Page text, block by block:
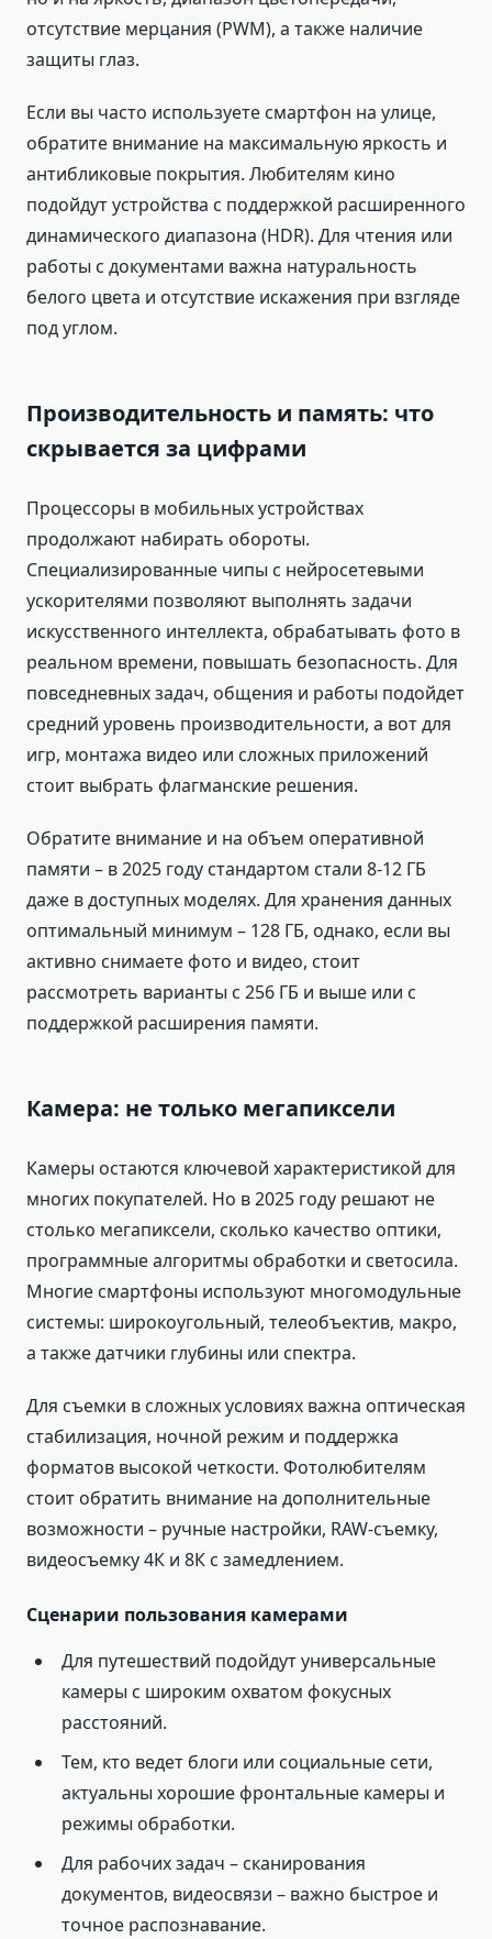
отсутствие мерцания (PWM), а также наличие
защиты глаз.
Если вы часто используете смартфон на улице,
обратите внимание на максимальную яркость и
антибликовые покрытия. Любителям кино
подойдут устройства с поддержкой расширенного
динамического диапазона (HDR). Для чтения или
работы с документами важна натуральность
белого цвета и отсутствие искажения при взгляде
под углом.
Производительность и память: что
скрывается за цифрами
Процессоры в мобильных устройствах
продолжают набирать обороты.
Специализированные чипы с нейросетевыми
ускорителями позволяют выполнять задачи
искусственного интеллекта, обрабатывать фото в
реальном времени, повышать безопасность. Для
повседневных задач, общения и работы подойдет
средний уровень производительности, а вот для
игр, монтажа видео или сложных приложений
стоит выбрать флагманские решения.
Обратите внимание и на объем оперативной
памяти – в 2025 году стандартом стали 8-12 ГБ
даже в доступных моделях. Для хранения данных
оптимальный минимум – 128 ГБ, однако, если вы
активно снимаете фото и видео, стоит
рассмотреть варианты с 256 ГБ и выше или с
поддержкой расширения памяти.
Камера: не только мегапиксели
Камеры остаются ключевой характеристикой для
многих покупателей. Но в 2025 году решают не
столько мегапиксели, сколько качество оптики,
программные алгоритмы обработки и светосила.
Многие смартфоны используют многомодульные
системы: широкоугольный, телеобъектив, макро,
а также датчики глубины или спектра.
Для съемки в сложных условиях важна оптическая
стабилизация, ночной режим и поддержка
форматов высокой четкости. Фотолюбителям
стоит обратить внимание на дополнительные
возможности – ручные настройки, RAW-съемку,
видеосъемку 4К и 8К с замедлением.
Сценарии пользования камерами
Для путешествий подойдут универсальные
камеры с широким охватом фокусных
расстояний.
Тем, кто ведет блоги или социальные сети,
актуальны хорошие фронтальные камеры и
режимы обработки.
Для рабочих задач – сканирования
документов, видеосвязи – важно быстрое и
точное распознавание.